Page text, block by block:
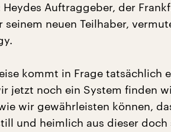
Auftraggeber, der
seinem neuen Teilhaber,
kommt in Frage tatsächlich
jetzt noch ein System finden
wir gewährleisten können,
und heimlich aus dieser